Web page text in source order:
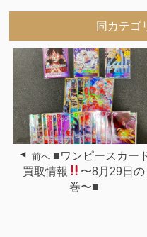
同カテゴ
前へ ■ワンピースカー
買取情報
〜8月29日の
巻〜■